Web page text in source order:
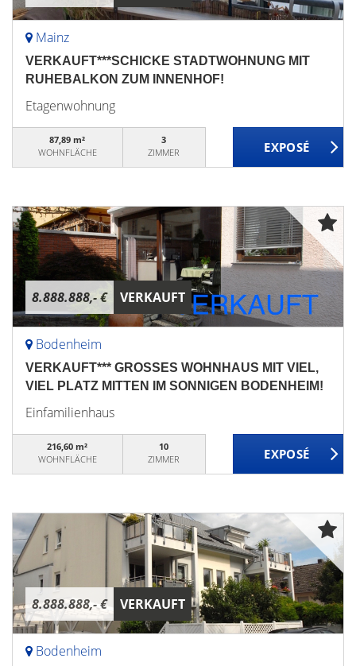
Mainz
VERKAUFT***SCHICKE STADTWOHNUNG MIT
RUHEBALKON ZUM INNENHOF!
Etagenwohnung
87,89 m²
WOHNFLÄCHE
3
ZIMMER
8.888.888,- € VERKAUFT
Bodenheim
VERKAUFT*** GROSSES WOHNHAUS MIT VIEL,
VIEL PLATZ MITTEN IM SONNIGEN BODENHEIM!
Einfamilienhaus
216,60 m²
WOHNFLÄCHE
10
ZIMMER
8.888.888,- € VERKAUFT
Bodenheim